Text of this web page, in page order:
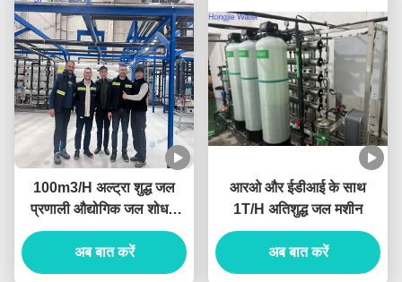
100m3/H अल्ट्रा शुद्ध जल
प्रणाली औद्योगिक जल शोधक
UF+RO+EDI इकाइयों के साथ
अब बात करें
आरओ और ईडीआई के साथ
1T/H अतिशुद्ध जल मशीन
अब बात करें